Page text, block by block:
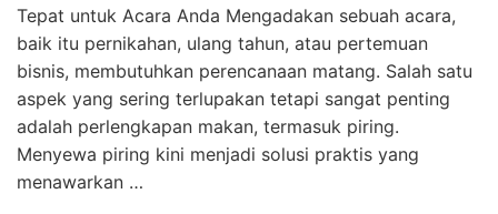
Tepat untuk Acara Anda Mengadakan sebuah acara,
baik itu pernikahan, ulang tahun, atau pertemuan
bisnis, membutuhkan perencanaan matang. Salah satu
aspek yang sering terlupakan tetapi sangat penting
adalah perlengkapan makan, termasuk piring.
Menyewa piring kini menjadi solusi praktis yang
menawarkan …